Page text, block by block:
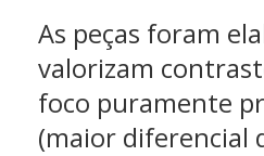
As peças foram
valorizam
foco puramente
(maior diferencial